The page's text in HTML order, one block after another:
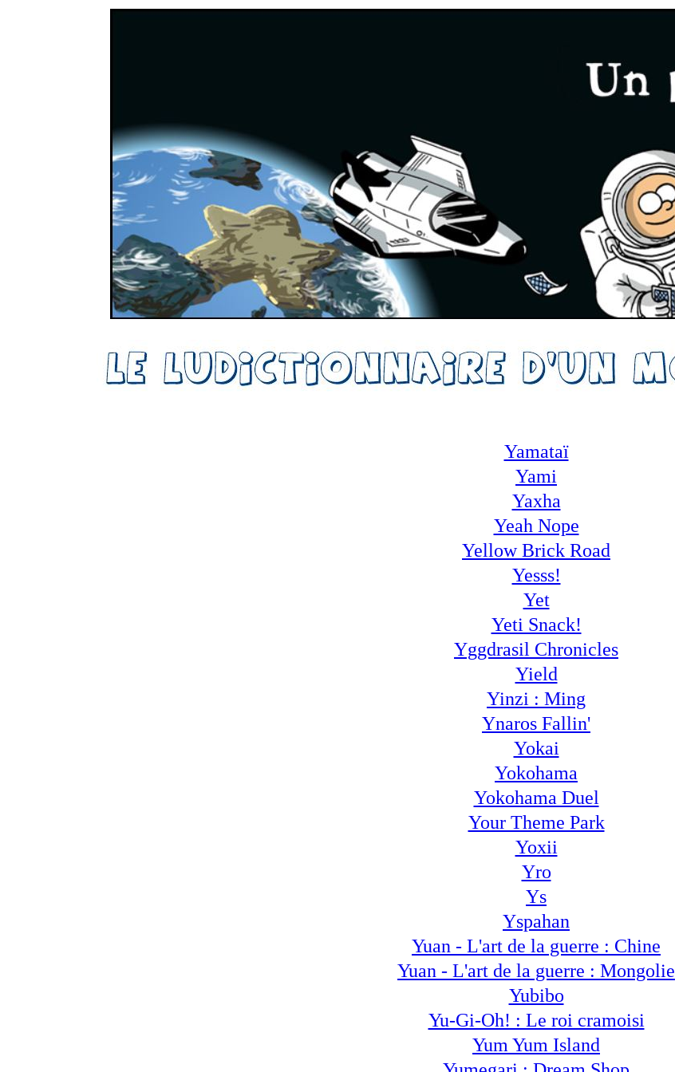
Yamataï
Yami
Yaxha
Yeah Nope
Yellow Brick Road
Yesss!
Yet
Yeti Snack!
Yggdrasil Chronicles
Yield
Yinzi : Ming
Ynaros Fallin'
Yokai
Yokohama
Yokohama Duel
Your Theme Park
Yoxii
Yro
Ys
Yspahan
Yuan - L'art de la guerre : Chine
Yuan - L'art de la guerre : Mongolie
Yubibo
Yu-Gi-Oh! : Le roi cramoisi
Yum Yum Island